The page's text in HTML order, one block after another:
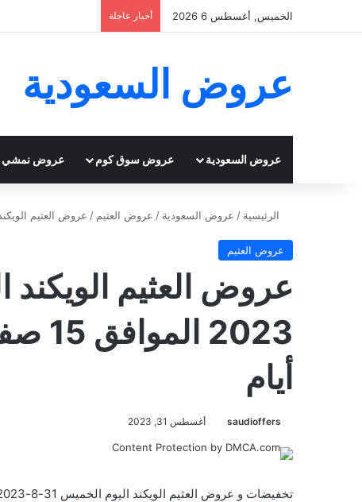
الخميس, أغسطس 6 2026 أخبار عاجلة
عروض السعودية
عروض السعودية عروض سوق كوم عروض نمشي
الرئيسية / عروض السعودية / عروض العثيم / عروض العثيم الويكند اليوم الخميس 31-8-
عروض العثيم
أيام
saudioffers أغسطس 31, 2023